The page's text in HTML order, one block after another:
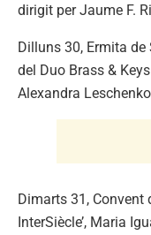
dirigit per Jaume F.
Dilluns 30, Ermita
del Duo Brass &
Alexandra
Dimarts 31, Convent
InterSiècle’, Maria